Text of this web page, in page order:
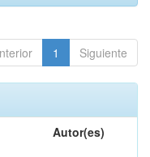
1 Siguiente
Autor(es)